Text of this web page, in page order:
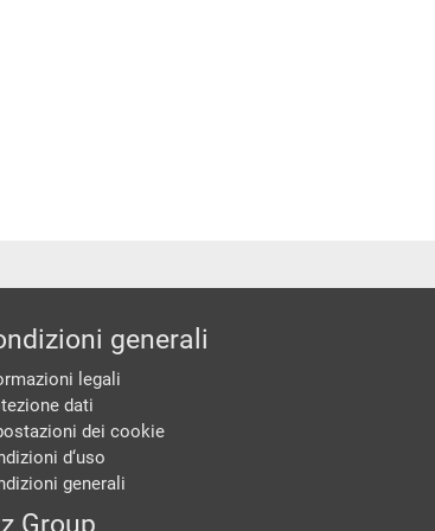
generali
legali
dati
dei cookie
d‘uso
generali
Group